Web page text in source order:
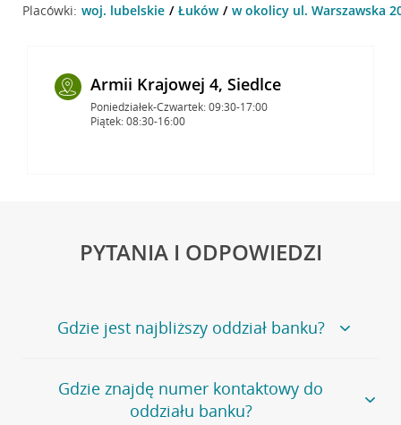
Placówki: woj. lubelskie Łuków w okolicy ul. Warszawska
Armii Krajowej 4, Siedlce
Poniedziałek-Czwartek: 09:30-17:00
Piątek: 08:30-16:00
PYTANIA I ODPOWIEDZI
Gdzie jest najbliższy oddział banku?
Jeśli szukasz oddziału naszego banku, zapraszamy na
stronęPlacówki i bankomaty, na której znajduje się
wygodna wyszukiwarka.
Gdzie znajdę numer kontaktowy do
oddziału banku?